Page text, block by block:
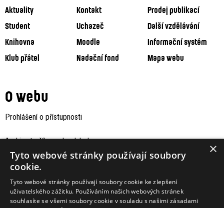
Aktuality Kontakt
Prodej publikací
Student
Uchazeč
Další vzdělávání
Knihovna
Moodle
Informační systém
Klub přátel
Nadační fond Mapa webu
O webu
Prohlášení o přístupnosti
Archiv staršího webu Jaboku ×
Tyto webové stránky používají soubory
cookie.
Tyto webové stránky používají soubory cookie ke zlepšení
uživatelského zážitku. Používáním našich webových stránek
souhlasíte se všemi soubory cookie v souladu s našimi zásadami